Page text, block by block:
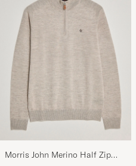
Morris John Merino Half Zip